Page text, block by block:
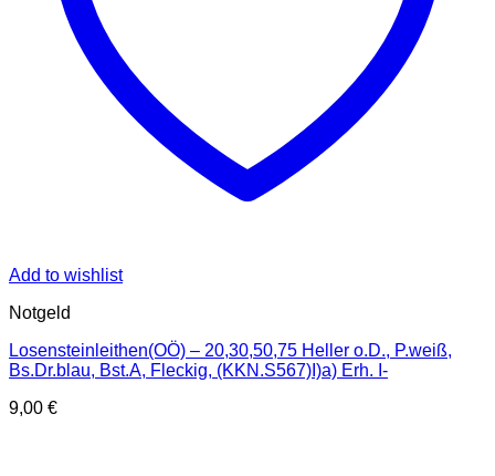
Add to wishlist
Notgeld
Losensteinleithen(OÖ) – 20,30,50,75 Heller o.D., P.weiß,
Bs.Dr.blau, Bst.A, Fleckig, (KKN.S567)I)a) Erh. I-
9,00 €